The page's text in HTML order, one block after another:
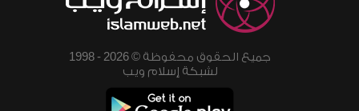
جميع الحقوق محفوظة © 2026 - 1998
لشبكة إسلام ويب